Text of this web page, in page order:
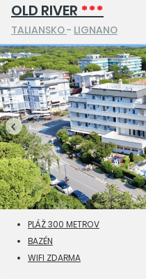
OLD RIVER ***
TALIANSKO- LIGNANO
PLÁŽ 300 METROV
BAZÉN
WIFI ZDARMA